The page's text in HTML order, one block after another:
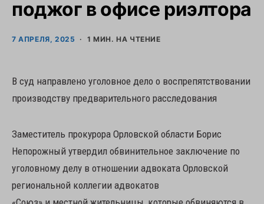
поджог в офисе риэлтора
7 АПРЕЛЯ, 2025 1 МИН. НА ЧТЕНИЕ
В суд направлено уголовное дело о воспрепятствовании
производству предварительного расследования
Заместитель прокурора Орловской области Борис
Непорожный утвердил обвинительное заключение по
уголовному делу в отношении адвоката Орловской
региональной коллегии адвокатов